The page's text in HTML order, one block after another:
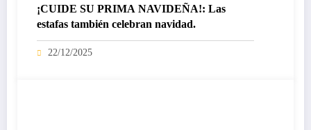
¡CUIDE SU PRIMA NAVIDEÑA!: Las
estafas también celebran navidad.
22/12/2025